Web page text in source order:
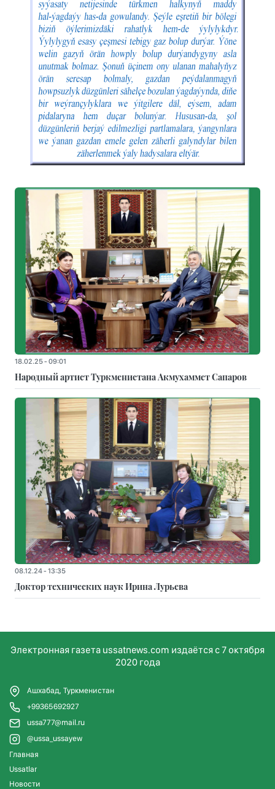
18.02.25 - 09:01
Народный артист Туркменистана Акмухаммет Сапаров
08.12.24 - 13:35
Доктор технических наук Ирина Лурьева
Электронная газета ussatnews.com издаётся с 7 октября
2020 года
Ашхабад, Туркменистан
+99365692927
ussa777@mail.ru
@ussa_ussayew
Главная
Ussatlar
Новости